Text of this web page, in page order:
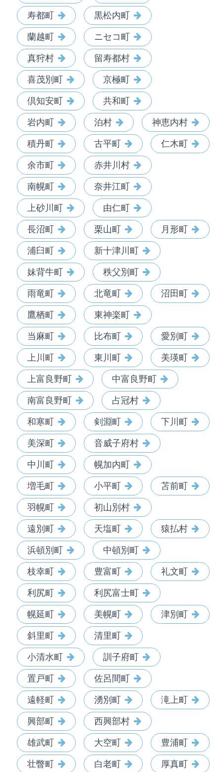
寿都町 黒松内町
蘭越町 ニセコ町
真狩村 留寿都村
喜茂別町 京極町
倶知安町 共和町
岩内町 泊村 神恵内村
積丹町 古平町 仁木町
余市町 赤井川村
南幌町 奈井江町
上砂川町 由仁町
長沼町 栗山町 月形町
浦臼町 新十津川町
妹背牛町 秩父別町
雨竜町 北竜町 沼田町
鷹栖町 東神楽町
当麻町 比布町 愛別町
上川町 東川町 美瑛町
上富良野町 中富良野町
南富良野町 占冠村
和寒町 剣淵町 下川町
美深町 音威子府村
中川町 幌加内町
増毛町 小平町 苫前町
羽幌町 初山別村
遠別町 天塩町 猿払村
浜頓別町 中頓別町
枝幸町 豊富町 礼文町
利尻町 利尻富士町
幌延町 美幌町 津別町
斜里町 清里町
小清水町 訓子府町
置戸町 佐呂間町
遠軽町 湧別町 滝上町
興部町 西興部村
雄武町 大空町 豊浦町
壮瞥町 白老町 厚真町